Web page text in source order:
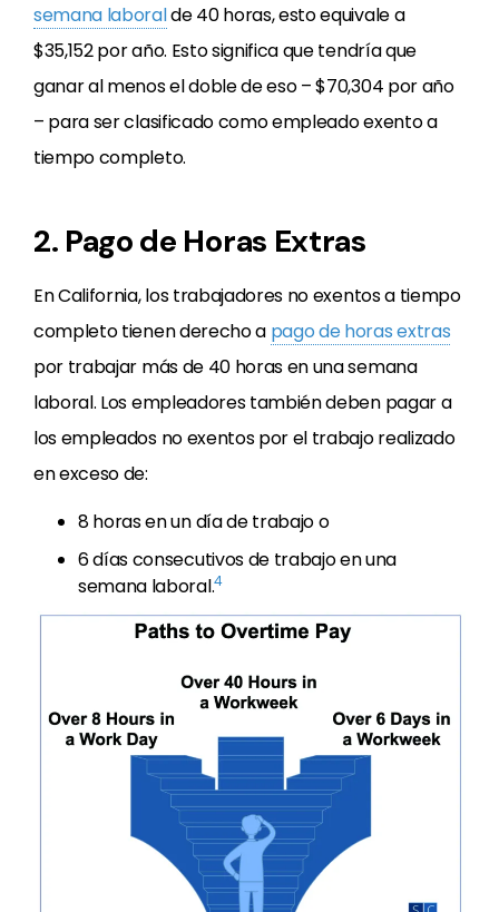
semana laboralde 40 horas, esto equivale a
$35,152 por año. Esto significa que tendría que
ganar al menos el doble de eso – $70,304 por año
– para ser clasificado como empleado exento a
tiempo completo.
2. Pago de Horas Extras
En California, los trabajadores no exentos a tiempo
completo tienen derecho a pago de horas extras
por trabajar más de 40 horas en una semana
laboral. Los empleadores también deben pagar a
los empleados no exentos por el trabajo realizado
en exceso de:
8 horas en un día de trabajo o
6 días consecutivos de trabajo en una
semana laboral.4